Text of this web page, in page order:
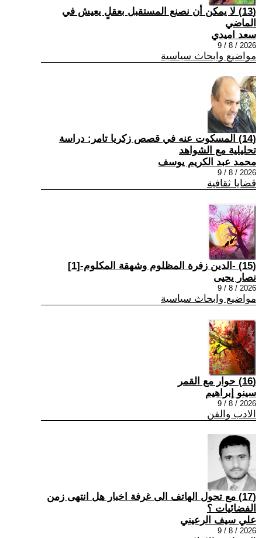
(13) لا يمكن أن نصنع المستقبل بعقلٍ يعيش في
الماضي
سعد اميدي
2026 / 8 / 9
مواضيع وابحاث سياسية
(14) المسكوت عنه في قصص زكريا تامر: دراسة
تحليلية مع الشواهد
محمد عبد الكريم يوسف
2026 / 8 / 9
قضايا ثقافية
(15) -الدين زفرة المظلوم وشهقة المكلوم-[1]
نصار يحيى
2026 / 8 / 9
مواضيع وابحاث سياسية
(16) حوار مع القمر
سينو إبراهيم
2026 / 8 / 9
الادب والفن
(17) مع تحول الهاتف الى غرفة اخبار هل انتهى زمن
الفضائيات ؟
علي سيف الرعيني
2026 / 8 / 9